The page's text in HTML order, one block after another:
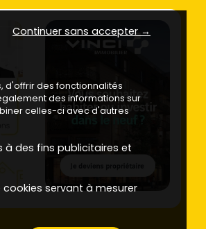
Continuer sans accepter →
d'offrir des fonctionnalités
des informations sur
celles-ci avec d'autres
à des fins publicitaires et
cookies servant à mesurer